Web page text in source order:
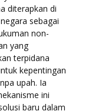
diterapkan di
sebagai
non-
yang
terpidana
kepentingan
upah. Ia
ini
baru dalam